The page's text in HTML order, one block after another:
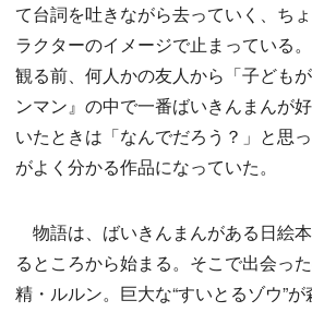
て台詞を吐きながら去っていく、ち
ラクターのイメージで止まっている
観る前、何人かの友人から「子ども
ンマン』の中で一番ばいきんまんが
いたときは「なんでだろう？」と思
がよく分かる作品になっていた。
物語は、ばいきんまんがある日絵
るところから始まる。そこで出会っ
精・ルルン。巨大な“すいとるゾウ”